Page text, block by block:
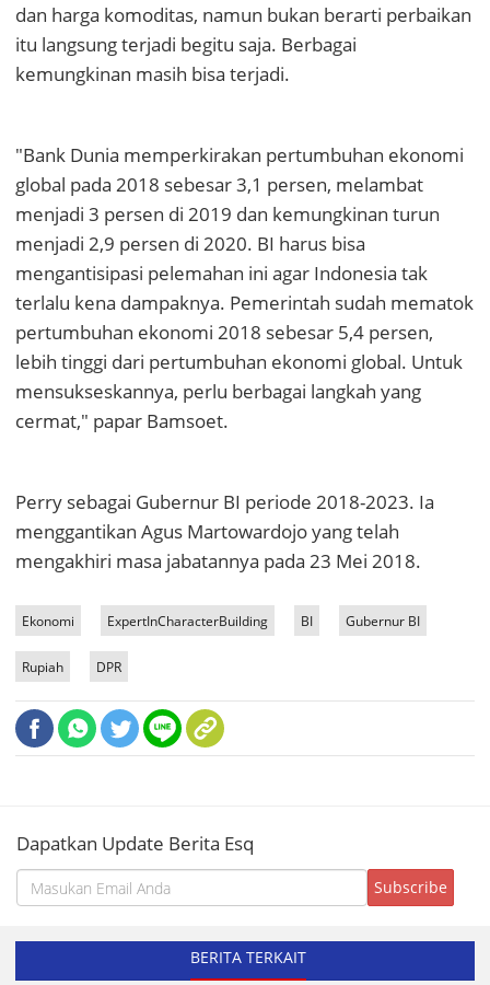
dan harga komoditas, namun bukan berarti perbaikan
itu langsung terjadi begitu saja. Berbagai
kemungkinan masih bisa terjadi.
"Bank Dunia memperkirakan pertumbuhan ekonomi
global pada 2018 sebesar 3,1 persen, melambat
menjadi 3 persen di 2019 dan kemungkinan turun
menjadi 2,9 persen di 2020. BI harus bisa
mengantisipasi pelemahan ini agar Indonesia tak
terlalu kena dampaknya. Pemerintah sudah mematok
pertumbuhan ekonomi 2018 sebesar 5,4 persen,
lebih tinggi dari pertumbuhan ekonomi global. Untuk
mensukseskannya, perlu berbagai langkah yang
cermat," papar Bamsoet.
Perry sebagai Gubernur BI periode 2018-2023. Ia
menggantikan Agus Martowardojo yang telah
mengakhiri masa jabatannya pada 23 Mei 2018.
Ekonomi ExpertInCharacterBuilding BI Gubernur BI
Rupiah DPR
Dapatkan Update Berita Esq
BERITA TERKAIT